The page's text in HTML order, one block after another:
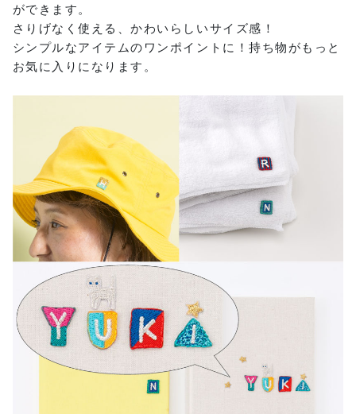
ができます。
さりげなく使える、かわいらしいサイズ感！
シンプルなアイテムのワンポイントに！持ち物がもっと
お気に入りになります。